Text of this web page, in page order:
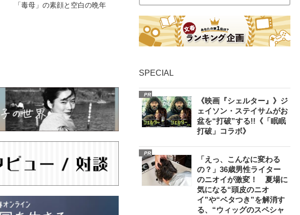
「毒母」の素顔と空白の晩年
SPECIAL
PR
《映画『シェルター』》ジ
ェイソン・ステイサムがお
盆を“打破”する!!《「眠眠
打破」コラボ》
PR
「えっ、こんなに変わる
の？」36歳男性ライター
のニオイが激変！ 夏場に
気になる“頭皮のニオ
イ”や“ベタつき”を解消す
る、“ウィッグのスペシャ